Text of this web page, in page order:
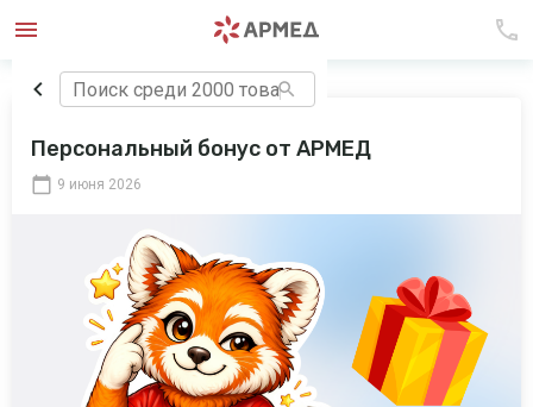
Персональный бонус от АРМЕД
9 июня 2026